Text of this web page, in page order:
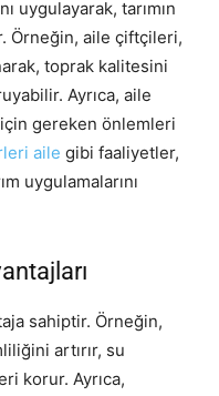
uygulayarak, tarımın
Örneğin, aile çiftçileri,
toprak kalitesini
Ayrıca, aile
gereken önlemleri
aile gibi faaliyetler,
uygulamalarını
sahiptir. Örneğin,
artırır, su
korur. Ayrıca,